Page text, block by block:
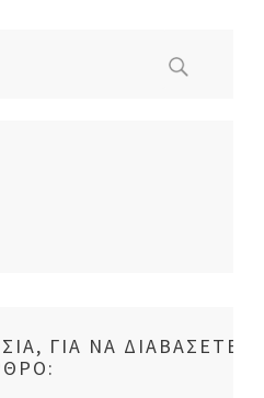
ΓΙΑ ΝΑ ΔΙΑΒΆΣΕΤΕ